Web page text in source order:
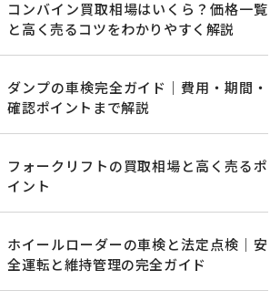
コンバイン買取相場はいくら？価格一覧
と高く売るコツをわかりやすく解説
ダンプの車検完全ガイド｜費用・期間・
確認ポイントまで解説
フォークリフトの買取相場と高く売るポ
イント
ホイールローダーの車検と法定点検｜安
全運転と維持管理の完全ガイド